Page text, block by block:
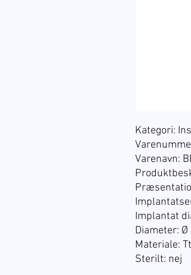
Kategori:
Varenavn:
Implantat
Diameter: Ø
Materiale:
Sterilt: nej